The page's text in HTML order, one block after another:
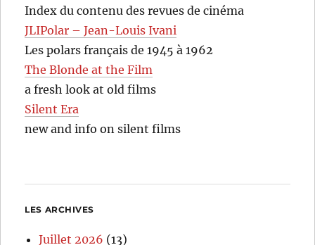
Index du contenu des revues de cinéma
JLIPolar – Jean-Louis Ivani
Les polars français de 1945 à 1962
The Blonde at the Film
a fresh look at old films
Silent Era
new and info on silent films
LES ARCHIVES
Juillet 2026 (13)